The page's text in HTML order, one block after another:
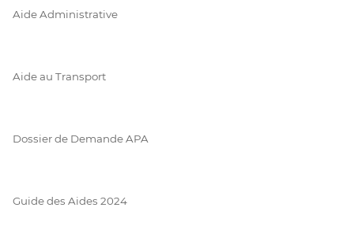
Aide Administrative
Aide au Transport
Dossier de Demande APA
Guide des Aides 2024